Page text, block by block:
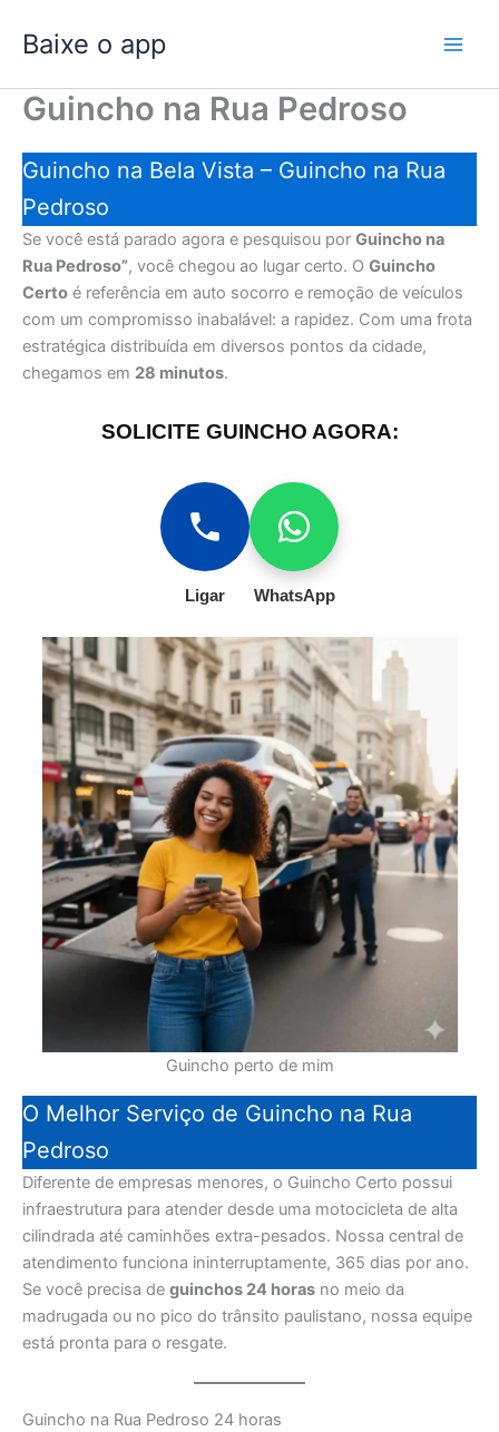
para
conteúdo
Baixe o app
Guincho na Rua Pedroso
Guincho na Bela Vista – Guincho na Rua
Pedroso
Se você está parado agora e pesquisou por Guincho na
Rua Pedroso”, você chegou ao lugar certo. O Guincho
Certo é referência em auto socorro e remoção de veículos
com um compromisso inabalável: a rapidez. Com uma frota
estratégica distribuída em diversos pontos da cidade,
chegamos em 28 minutos.
SOLICITE GUINCHO AGORA:
Ligar WhatsApp
Guincho perto de mim
O Melhor Serviço de Guincho na Rua
Pedroso
Diferente de empresas menores, o Guincho Certo possui
infraestrutura para atender desde uma motocicleta de alta
cilindrada até caminhões extra-pesados. Nossa central de
atendimento funciona ininterruptamente, 365 dias por ano.
Se você precisa de guinchos 24 horas no meio da
madrugada ou no pico do trânsito paulistano, nossa equipe
está pronta para o resgate.
Guincho na Rua Pedroso 24 horas